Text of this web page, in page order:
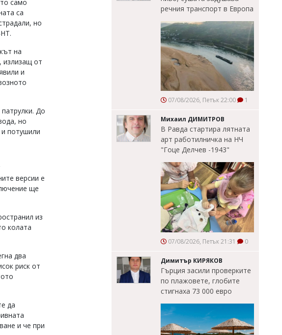
само
са
но
на
излизащ от
и
До
но
потушили
версии е
ще
из
колата
два
риск от
да
и че при
речния транспорт в Европа
07/08/2026, Петък 22:00 1
Михаил ДИМИТРОВ
В Равда стартира лятната
арт работилничка на НЧ
"Гоце Делчев -1943"
07/08/2026, Петък 21:31 0
Димитър КИРЯКОВ
Гърция засили проверките
по плажовете, глобите
стигнаха 73 000 евро